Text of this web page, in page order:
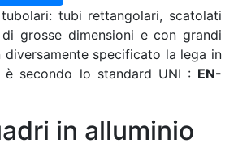
tubi rettangolari, scatolati
grosse dimensioni e con grandi
diversamente specificato la lega in
è secondo lo standard UNI : EN-
in alluminio